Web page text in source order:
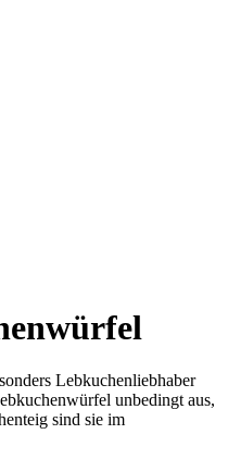
Lebkuchenliebhaber
unbedingt aus,
sind sie im